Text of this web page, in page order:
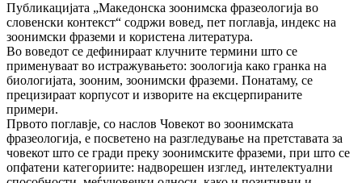
Публикацијата „Македонска зоонимска фразеологија во
словенски контекст“ содржи вовед, пет поглавја, индекс на
зоонимски фраземи и користена литература.
Во воведот се дефинираат клучните термини што се
применуваат во истражувањето: зоологија како гранка на
биологијата, зооним, зоонимски фраземи. Понатаму, се
прецизираат корпусот и изворите на ексцерпираните
примери.
Првото поглавје, со наслов Човекот во зоонимската
фразеологија, е посветено на разгледување на претставата за
човекот што се гради преку зоонимските фраземи, при што се
опфатени категориите: надворешен изглед, интелектуални